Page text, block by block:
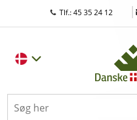
Tlf.: 45 35 24 12 |